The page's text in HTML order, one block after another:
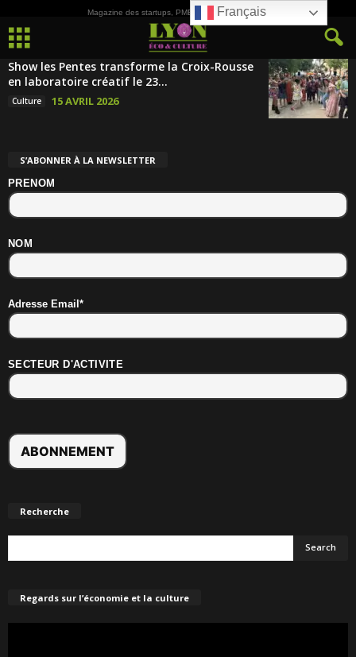
Magazine des startups, PME, ETI et de la Culture
Show les Pentes transforme la Croix-Rousse
en laboratoire créatif le 23...
Culture 15 AVRIL 2026
S’ABONNER À LA NEWSLETTER
PRENOM
NOM
Adresse Email*
SECTEUR D'ACTIVITE
Recherche
Regards sur l’économie et la culture
Français